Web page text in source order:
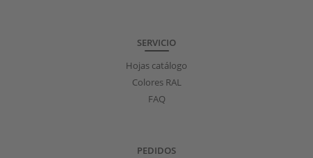
SERVICIO
Hojas catálogo
Colores RAL
FAQ
PEDIDOS